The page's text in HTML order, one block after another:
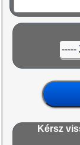
Kérsz